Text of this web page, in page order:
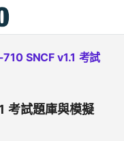
SNCF v1.1 考試
考試題庫與模擬